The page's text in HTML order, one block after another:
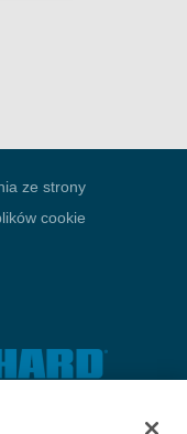
ze strony
cookie